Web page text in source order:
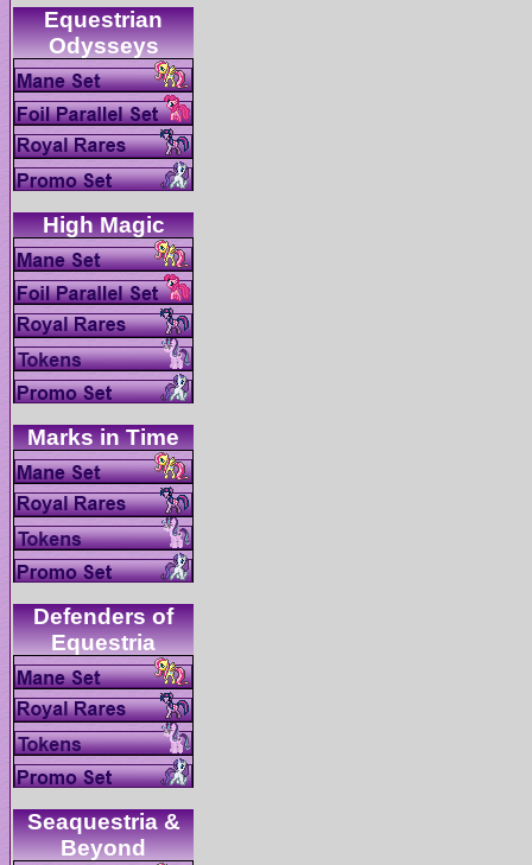
Equestrian
Defenders of
Seaquestria &